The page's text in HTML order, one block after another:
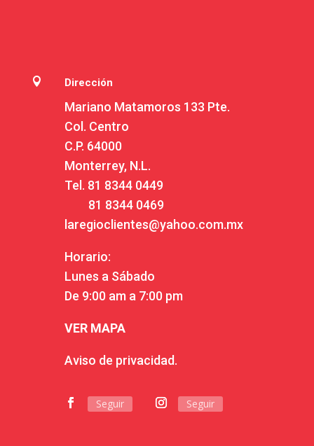
 Dirección
Mariano Matamoros 133 Pte.
Col. Centro
C.P. 64000
Monterrey, N.L.
Tel. 81 8344 0449
81 8344 0469
laregioclientes@yahoo.com.mx
Horario:
Lunes a Sábado
De 9:00 am a 7:00 pm
VER MAPA
Aviso de privacidad.
Seguir Seguir